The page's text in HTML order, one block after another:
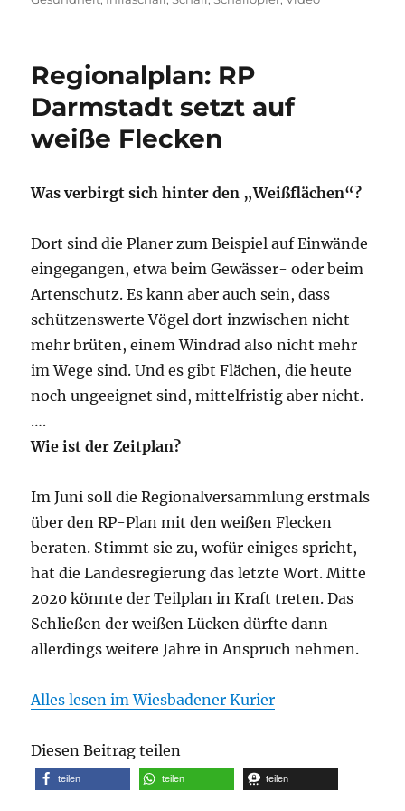
Regionalplan: RP
Darmstadt setzt auf
weiße Flecken
Was verbirgt sich hinter den „Weißflächen“?
Dort sind die Planer zum Beispiel auf Einwände
eingegangen, etwa beim Gewässer- oder beim
Artenschutz. Es kann aber auch sein, dass
schützenswerte Vögel dort inzwischen nicht
mehr brüten, einem Windrad also nicht mehr
im Wege sind. Und es gibt Flächen, die heute
noch ungeeignet sind, mittelfristig aber nicht.
….
Wie ist der Zeitplan?
Im Juni soll die Regionalversammlung erstmals
über den RP-Plan mit den weißen Flecken
beraten. Stimmt sie zu, wofür einiges spricht,
hat die Landesregierung das letzte Wort. Mitte
2020 könnte der Teilplan in Kraft treten. Das
Schließen der weißen Lücken dürfte dann
allerdings weitere Jahre in Anspruch nehmen.
Alles lesen im Wiesbadener Kurier
Diesen Beitrag teilen
teilen teilen teilen